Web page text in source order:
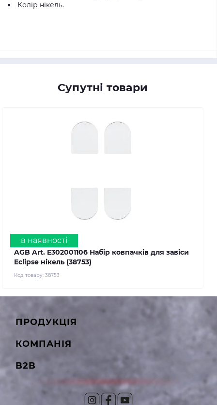
Колір нікель.
Супутні товари
в наявності
AGB Art. E302001106 Набір ковпачків для завіси
Eclipse нікель (38753)
Код товару: 38753
ПРОДУКЦІЯ
КОМПАНІЯ
B2B